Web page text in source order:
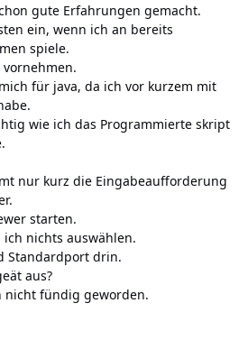
gute Erfahrungen gemacht.
ein, wenn ich an bereits
spiele.
für java, da ich vor kurzem mit
wie ich das Programmierte skript
nur kurz die Eingabeaufforderung
starten.
nichts auswählen.
Standardport drin.
aus?
fündig geworden.